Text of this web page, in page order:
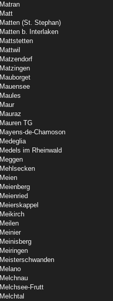
Matran
Matt
Matten (St. Stephan)
Matten b. Interlaken
Mattstetten
Mattwil
Matzendorf
Matzingen
Mauborget
Mauensee
Maules
Maur
Mauraz
Mauren TG
Mayens-de-Chamoson
Medeglia
Medels im Rheinwald
Meggen
Mehlsecken
Meien
Meienberg
Meienried
Meierskappel
Meikirch
Meilen
Meinier
Meinisberg
Meiringen
Meisterschwanden
Melano
Melchnau
Melchsee-Frutt
Melchtal